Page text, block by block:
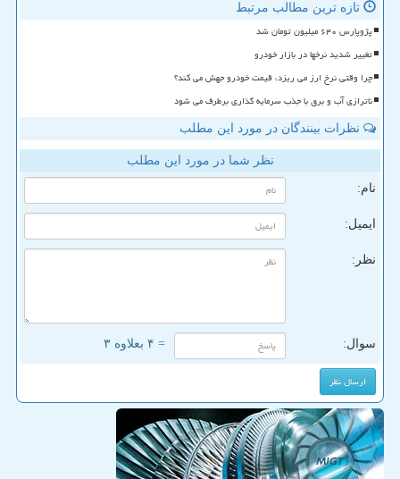
تازه ترین مطالب مرتبط
پژوپارس ۶۴۰ میلیون تومان شد
تغییر شدید نرخها در بازار خودرو
چرا وقتی نرخ ارز می ریزد، قیمت خودرو جهش می کند؟
ناترازی آب و برق با جذب سرمایه گذاری برطرف می شود
نظرات بینندگان در مورد این مطلب
نظر شما در مورد این مطلب
نام:
ایمیل:
نظر:
سوال: = ۴ بعلاوه ۳